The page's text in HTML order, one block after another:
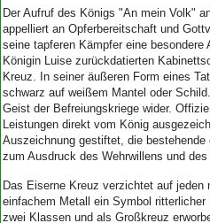
Wer
Aktuelle
Abonnent
Abo
Berlin-
Danzig und
Der Aufruf des Königs "An mein Volk"
appelliert an Opferbereitschaft und
seine tapferen Kämpfer eine
Königin Luise zurückdatierten
Kreuz. In seiner äußeren Form eines
schwarz auf weißem Mantel oder
Geist der Befreiungskriege wider.
Leistungen direkt vom König
Auszeichnung gestiftet, die
zum Ausdruck des Wehrwillens und
Das Eiserne Kreuz verzichtet auf
einfachem Metall ein Symbol
zwei Klassen und als Großkreuz